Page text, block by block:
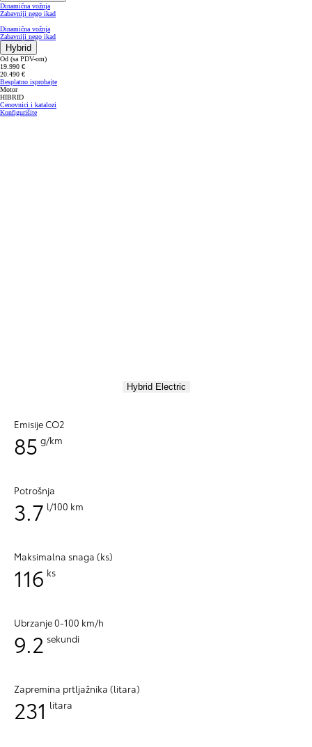
Dinamična vožnja
Zabavniji nego ikad
Dinamična vožnja
Zabavniji nego ikad
Hybrid
Od (sa PDV-om)
19.990 €
20.490 €
Besplatno isprobajte
Motor
HIBRID
Cenovnici i katalozi
Konfigurišite
Hybrid Electric
Emisije CO2
85 g/km
Potrošnja
3.7 l/100 km
Maksimalna snaga (ks)
116 ks
Ubrzanje 0-100 km/h
9.2 sekundi
Zapremina prtljažnika (litara)
231 litara